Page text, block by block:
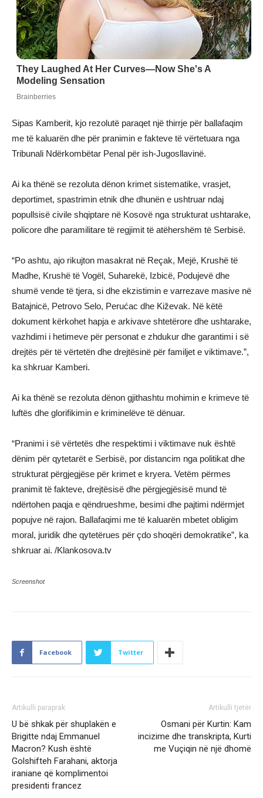
Sipas Kamberit, kjo rezolutë paraqet një thirrje për ballafaqim
me të kaluarën dhe për pranimin e fakteve të vërtetuara nga
Tribunali Ndërkombëtar Penal për ish-Jugosllavinë.
Ai ka thënë se rezoluta dënon krimet sistematike, vrasjet,
deportimet, spastrimin etnik dhe dhunën e ushtruar ndaj
popullsisë civile shqiptare në Kosovë nga strukturat ushtarake,
policore dhe paramilitare të regjimit të atëhershëm të Serbisë.
“Po ashtu, ajo rikujton masakrat në Reçak, Mejë, Krushë të
Madhe, Krushë të Vogël, Suharekë, Izbicë, Podujevë dhe
shumë vende të tjera, si dhe ekzistimin e varrezave masive në
Batajnicë, Petrovo Selo, Perućac dhe Kiževak. Në këtë
dokument kërkohet hapja e arkivave shtetërore dhe ushtarake,
vazhdimi i hetimeve për personat e zhdukur dhe garantimi i së
drejtës për të vërtetën dhe drejtësinë për familjet e viktimave.”,
ka shkruar Kamberi.
Ai ka thënë se rezoluta dënon gjithashtu mohimin e krimeve të
luftës dhe glorifikimin e kriminelëve të dënuar.
“Pranimi i së vërtetës dhe respektimi i viktimave nuk është
dënim për qytetarët e Serbisë, por distancim nga politikat dhe
strukturat përgjegjëse për krimet e kryera. Vetëm përmes
pranimit të fakteve, drejtësisë dhe përgjegjësisë mund të
ndërtohen paqja e qëndrueshme, besimi dhe pajtimi ndërmjet
popujve në rajon. Ballafaqimi me të kaluarën mbetet obligim
moral, juridik dhe qytetërues për çdo shoqëri demokratike”, ka
shkruar ai. /Klankosova.tv
Screenshot
Facebook Twitter
Artikulli paraprak
U bë shkak për shuplakën e
Brigitte ndaj Emmanuel
Macron? Kush është
Golshifteh Farahani, aktorja
iraniane që komplimentoi
presidenti francez
Artikulli tjetër
Osmani për Kurtin: Kam
incizime dhe transkripta, Kurti
me Vuçiqin në një dhomë